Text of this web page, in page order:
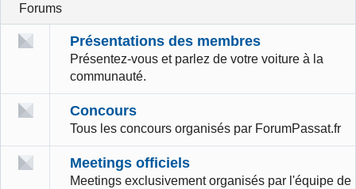
Forums
Présentations des membres
Présentez-vous et parlez de votre voiture à la
communauté.
Concours
Tous les concours organisés par ForumPassat.fr
Meetings officiels
Meetings exclusivement organisés par l'équipe de